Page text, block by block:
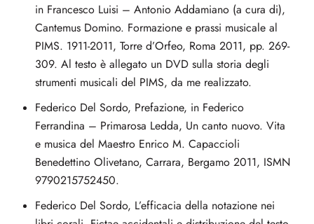
in Francesco Luisi – Antonio Addamiano (a cura di),
Cantemus Domino. Formazione e prassi musicale al
PIMS. 1911-2011, Torre d’Orfeo, Roma 2011, pp. 269-
309. Al testo è allegato un DVD sulla storia degli
strumenti musicali del PIMS, da me realizzato.
Federico Del Sordo, Prefazione, in Federico
Ferrandina – Primarosa Ledda, Un canto nuovo. Vita
e musica del Maestro Enrico M. Capaccioli
Benedettino Olivetano, Carrara, Bergamo 2011, ISMN
9790215752450.
Federico Del Sordo, L’efficacia della notazione nei